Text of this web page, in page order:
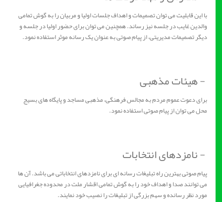
با این قابلیت می توان تصمیمات و اهداف جلسات اولیا و مربیان را به گوش تمامی
والدین غایب در جلسه نیز رساند. همچنین می توان برای حضور اولیا در جلسه و
دیگر تصمیمات مدیریتی، از پیام صوتی به عنوان یک رسانه موثر استفاده نمود.
- هیئات مذهبی
برای دعوت عموم مردم به مجالس فرهنگی، مذهبی مساجد و پایگاه های بسیج
محل می توان از پیام صوتی استفاده نمود.
- نامزدهای انتخابات
پیام صوتی بهترین راه تبلیغات رسانه ای برای نامزدهای انتخاباتی می باشد. آن ها
می توانند صدا و اهداف خود را به گوش تمامی اقشار ملت در محدوده جغرافیایی
مورد نظر رسانده و سهم بزرگی از تبلیغات را نصیب خود نمایند.